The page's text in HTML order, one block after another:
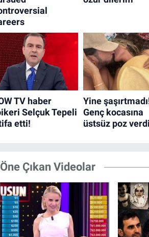
Öne Çıkan Videolar